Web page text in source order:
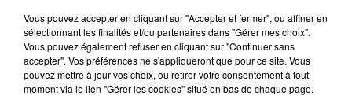
NÎMES : « LE RÊVE DU GLADIATEUR » INVESTIT
LES ARÈNES CES 3...
Après un franc succès l'été dernier, le spectacle « Le Rêve
du gladiateur » revient illuminer l'amphithéâtre romain les 6,
7 et 8 août. Une fresque nocturne...
Vous pouvez accepter en cliquant sur "Accepter et fermer", ou affiner en
sélectionnant les finalités et/ou partenaires dans "Gérer mes choix".
Vous pouvez également refuser en cliquant sur "Continuer sans
accepter". Vos préférences ne s'appliqueront que pour ce site. Vous
pouvez mettre à jour vos choix, ou retirer votre consentement à tout
moment via le lien "Gérer les cookies" situé en bas de chaque page.